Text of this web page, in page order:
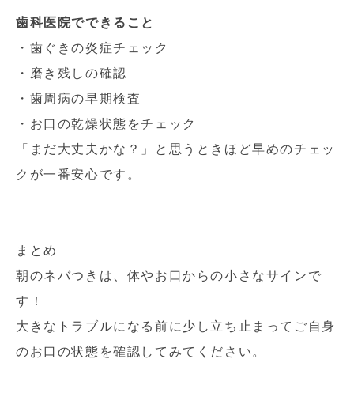
歯科医院でできること
・歯ぐきの炎症チェック
・磨き残しの確認
・歯周病の早期検査
・お口の乾燥状態をチェック
「まだ大丈夫かな？」と思うときほど早めのチェッ
クが一番安心です。
まとめ
朝のネバつきは、体やお口からの小さなサインで
す！
大きなトラブルになる前に少し立ち止まってご自身
のお口の状態を確認してみてください。